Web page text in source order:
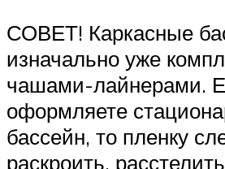
СОВЕТ! Каркасные
изначально уже
чашами-лайнерами.
оформляете
бассейн, то пленку
раскроить,